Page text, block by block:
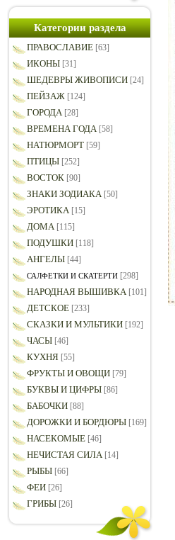
Категории раздела
ПРАВОСЛАВИЕ [63]
ИКОНЫ [31]
ШЕДЕВРЫ ЖИВОПИСИ [24]
ПЕЙЗАЖ [124]
ГОРОДА [28]
ВРЕМЕНА ГОДА [58]
НАТЮРМОРТ [59]
ПТИЦЫ [252]
ВОСТОК [90]
ЗНАКИ ЗОДИАКА [50]
ЭРОТИКА [15]
ДОМА [115]
ПОДУШКИ [118]
АНГЕЛЫ [44]
САЛФЕТКИ И СКАТЕРТИ [298]
НАРОДНАЯ ВЫШИВКА [101]
ДЕТСКОЕ [233]
СКАЗКИ И МУЛЬТИКИ [192]
ЧАСЫ [46]
КУХНЯ [55]
ФРУКТЫ И ОВОЩИ [79]
БУКВЫ И ЦИФРЫ [86]
БАБОЧКИ [88]
ДОРОЖКИ И БОРДЮРЫ [169]
НАСЕКОМЫЕ [46]
НЕЧИСТАЯ СИЛА [14]
РЫБЫ [66]
ФЕИ [26]
ГРИБЫ [26]